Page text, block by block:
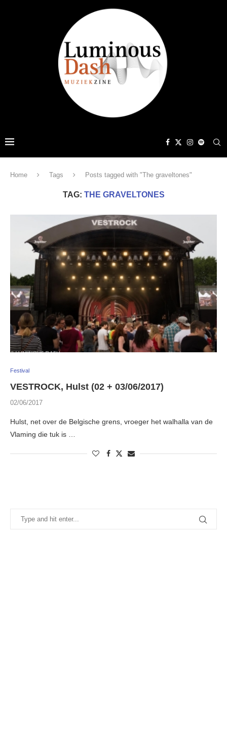
Home Tags Posts tagged with "The graveltones"
TAG: THE GRAVELTONES
Festival
VESTROCK, Hulst (02 + 03/06/2017)
02/06/2017
Hulst, net over de Belgische grens, vroeger het walhalla van de
Vlaming die tuk is …